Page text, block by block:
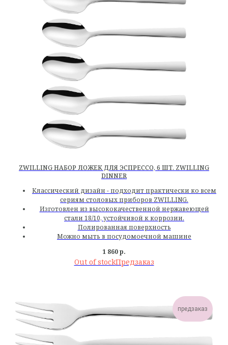
ZWILLING НАБОР ЛОЖЕК ДЛЯ ЭСПРЕССО, 6 ШТ. ZWILLING
DINNER
Классический дизайн - подходит практически ко всем
сериям столовых приборов ZWILLING.
Изготовлен из высококачественной нержавеющей
стали 18/10, устойчивой к коррозии.
Полированная поверхность
Можно мыть в посудомоечной машине
1 860р.
Out of stock
предзаказ